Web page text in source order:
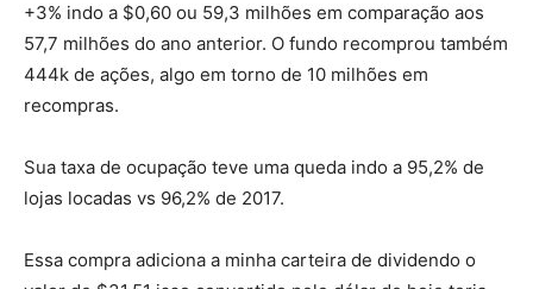
+3% indo a $0,60 ou 59,3 milhões em comparação aos
57,7 milhões do ano anterior. O fundo recomprou também
444k de ações, algo em torno de 10 milhões em
recompras.
Sua taxa de ocupação teve uma queda indo a 95,2% de
lojas locadas vs 96,2% de 2017.
Essa compra adiciona a minha carteira de dividendo o